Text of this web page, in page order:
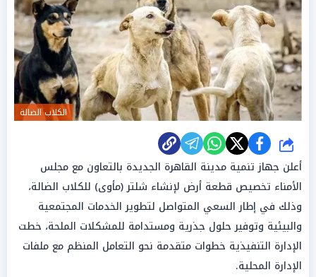
الكلاب الضالة
شارك
أعلن جهاز تنمية مدينة القاهرة الجديدة بالتعاون مع مجلس
الأمناء تخصيص قطعة أرض لإنشاء شلتر (مأوى) للكلاب الضالة،
وذلك في إطار السعي المتواصل لتطوير الخدمات المجتمعية
والبيئية وتوفير حلول جذرية ومستدامة للمشكلات الملحة، خطت
الإدارة التنفيذية خطوات متقدمة نحو التعامل المنظم مع ملفات
الإدارة المحلية.